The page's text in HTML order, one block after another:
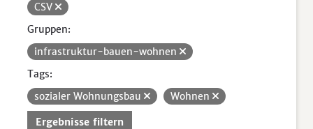
CSV
Gruppen:
infrastruktur-bauen-wohnen
Tags:
sozialer Wohnungsbau
Wohnen
Ergebnisse filtern